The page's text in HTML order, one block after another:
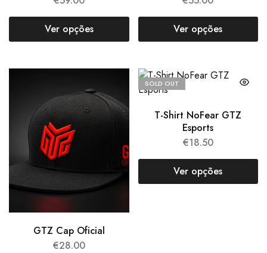
Ver opções Ver opções
GTZ Cap Oficial
€28.00
SOLD OUT
T-Shirt NoFear GTZ
Esports
€18.50
Ver opções